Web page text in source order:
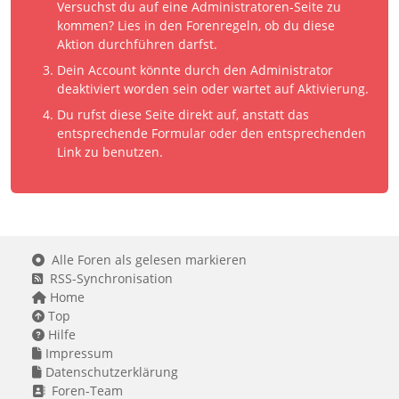
Versuchst du auf eine Administratoren-Seite zu
kommen? Lies in den Forenregeln, ob du diese
Aktion durchführen darfst.
Dein Account könnte durch den Administrator
deaktiviert worden sein oder wartet auf Aktivierung.
Du rufst diese Seite direkt auf, anstatt das
entsprechende Formular oder den entsprechenden
Link zu benutzen.
Alle Foren als gelesen markieren
RSS-Synchronisation
Home
Top
Hilfe
Impressum
Datenschutzerklärung
Foren-Team